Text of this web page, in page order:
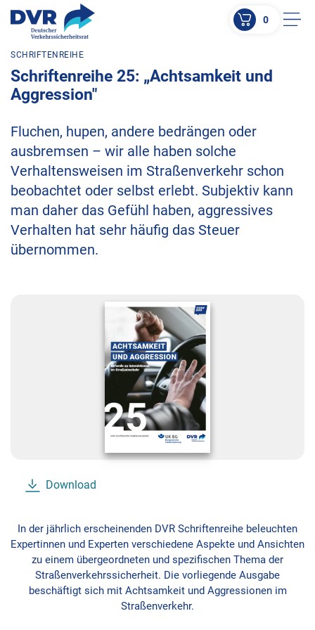
ZUM HAUPTINHALT SPRINGEN
ZUR SUCHE SPRINGEN
0
SCHRIFTENREIHE
Schriftenreihe 25: „Achtsamkeit und
Aggression"
Fluchen, hupen, andere bedrängen oder
ausbremsen – wir alle haben solche
Verhaltensweisen im Straßenverkehr schon
beobachtet oder selbst erlebt. Subjektiv kann
man daher das Gefühl haben, aggressives
Verhalten hat sehr häufig das Steuer
übernommen.
Download
In der jährlich erscheinenden DVR Schriftenreihe beleuchten
Expertinnen und Experten verschiedene Aspekte und Ansichten
zu einem übergeordneten und spezifischen Thema der
Straßenverkehrssicherheit. Die vorliegende Ausgabe
beschäftigt sich mit Achtsamkeit und Aggressionen im
Straßenverkehr.